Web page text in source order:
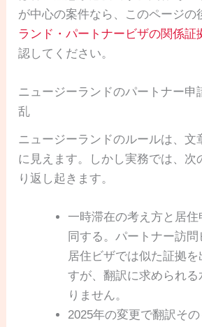
が中心の案件なら、このページの
ランド・パートナービザの関係証
認してください。
ニュージーランドのパートナー申
乱
ニュージーランドのルールは、文
に見えます。しかし実務では、次
り返し起きます。
一時滞在の考え方と居
同する。パートナー訪
居住ビザでは似た証拠を
すが、翻訳に求められ
りません。
2025年の変更で翻訳そ